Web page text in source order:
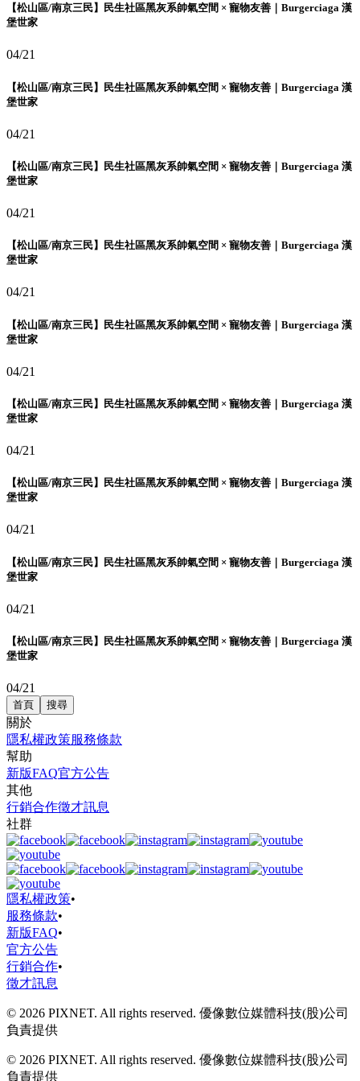
【松山區/南京三民】民生社區黑灰系帥氣空間 × 寵物友善｜Burgerciaga 漢
堡世家
04/21
【松山區/南京三民】民生社區黑灰系帥氣空間 × 寵物友善｜Burgerciaga 漢
堡世家
04/21
【松山區/南京三民】民生社區黑灰系帥氣空間 × 寵物友善｜Burgerciaga 漢
堡世家
04/21
【松山區/南京三民】民生社區黑灰系帥氣空間 × 寵物友善｜Burgerciaga 漢
堡世家
04/21
【松山區/南京三民】民生社區黑灰系帥氣空間 × 寵物友善｜Burgerciaga 漢
堡世家
04/21
【松山區/南京三民】民生社區黑灰系帥氣空間 × 寵物友善｜Burgerciaga 漢
堡世家
04/21
【松山區/南京三民】民生社區黑灰系帥氣空間 × 寵物友善｜Burgerciaga 漢
堡世家
04/21
【松山區/南京三民】民生社區黑灰系帥氣空間 × 寵物友善｜Burgerciaga 漢
堡世家
04/21
【松山區/南京三民】民生社區黑灰系帥氣空間 × 寵物友善｜Burgerciaga 漢
堡世家
04/21
首頁 搜尋
關於
隱私權政策服務條款
幫助
新版FAQ官方公告
其他
行銷合作徵才訊息
社群
隱私權政策•
服務條款•
新版FAQ•
官方公告
行銷合作•
徵才訊息
© 2026 PIXNET. All rights reserved. 優像數位媒體科技(股)公司
負責提供
© 2026 PIXNET. All rights reserved. 優像數位媒體科技(股)公司
負責提供